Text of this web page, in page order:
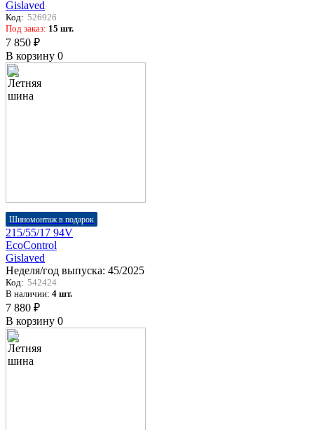
Gislaved
Код: 526926
Под заказ: 15 шт.
7 850 ₽
В корзину 0
Шиномонтаж в подарок
215/55/17 94V
EcoControl
Gislaved
Неделя/год выпуска: 45/2025
Код: 542424
В наличии: 4 шт.
7 880 ₽
В корзину 0